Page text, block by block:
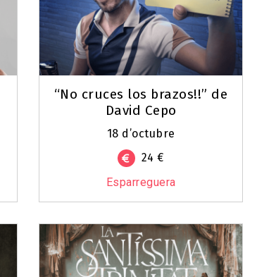
“No cruces los brazos!!” de
David Cepo
18 d’octubre
24 €
Esparreguera